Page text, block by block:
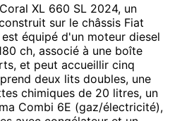
XL 660 SL 2024, un
sur le châssis Fiat
équipé d'un moteur diesel
ch, associé à une boîte
et peut accueillir cinq
deux lits doubles, une
chimiques de 20 litres, un
Combi 6E (gaz/électricité),